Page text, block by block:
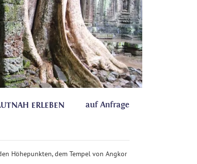
ERLEBEN auf Anfrage
Höhepunkten, dem Tempel von Angkor